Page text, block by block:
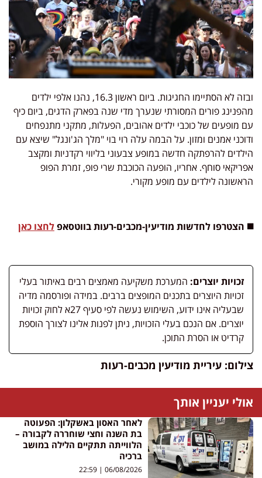
ובזה לא הסתיימו החגיגות. ביום ראשון 16.3, נהנו אלפי ילדים
מהפנינג פורים המסורתי שנערך מדי שנה בפארק הדגים, ביום כיף
עם מופעים של כוכבי ילדים אהובים, הפעלות, מתקני מתנפחים
ודוכני אמנים ומזון. על הבמה עלה רוי בוי "מלך הג'ונגל" שיצא עם
הילדים להרפתקה חדשה במופע צבעוני בליווי רקדניות ומקצב
אפריקאי סוחף. אחריו, הופעה הכוכבת שרי פופ, זמרת הפופ
הראשונה לילדים עם מופע מקורי.
◼️ הצטרפו לחדשות מודיעין-מכבים-רעות בווטסאפלחצו כאן
זכויות יוצרים: המערכת משקיעה מאמצים רבים באיתור בעלי
זכויות היוצרים בתכנים המופצים ברבים. במידה ופורסמה מדיה
שבעליה אינו ידוע, השימוש נעשה לפי סעיף 27א לחוק זכויות
יוצרים. אם הנכם בעלי הזכויות, ניתן לפנות אלינו לצורך הוספת
קרדיט או הסרת התוכן.
צילום: עיריית מודיעין מכבים-רעות
אולי יעניין אותך
לאחר האסון באשקלון: הפעוטה
בת השנה וחצי שוחררה לקבורה –
הלווייתה תתקיים הלילה במושב
ברכיה
06/08/2026